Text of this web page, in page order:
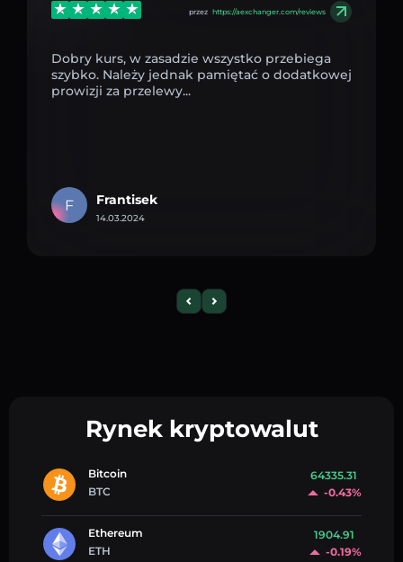
przez https://aexchanger.com/reviews
Dobry kurs, w zasadzie wszystko przebiega
szybko. Należy jednak pamiętać o dodatkowej
prowizji za przelewy...
F Frantisek
14.03.2024
Rynek kryptowalut
Bitcoin
BTC
64335.31
-0.43%
Ethereum
ETH
1904.91
-0.19%